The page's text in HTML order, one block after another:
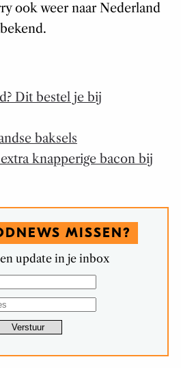
ook weer naar Nederland
Dit bestel je bij
baksels
knapperige bacon bij
MISSEN?
update in je inbox